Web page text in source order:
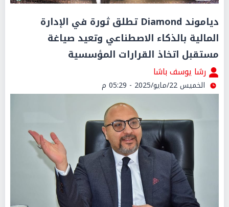
دياموند Diamond تطلق ثورة في الإدارة
المالية بالذكاء الاصطناعي وتعيد صياغة
مستقبل اتخاذ القرارات المؤسسية
رشا يوسف باشا
الخميس 22/مايو/2025 - 05:29 م